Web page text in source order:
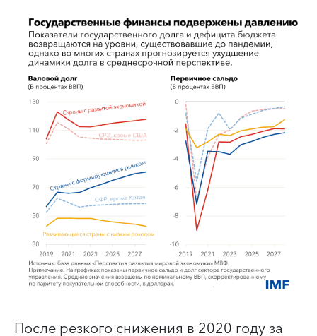
После резкого снижения в 2020 году за